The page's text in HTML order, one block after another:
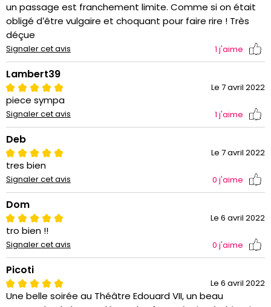
un passage est franchement limite. Comme si on était
obligé d’être vulgaire et choquant pour faire rire ! Très
déçue
Signaler cet avis 1 j'aime
Lambert39
Le 7 avril 2022
piece sympa
Signaler cet avis 1 j'aime
Deb
Le 7 avril 2022
tres bien
Signaler cet avis 0 j'aime
Dom
Le 6 avril 2022
tro bien !!
Signaler cet avis 0 j'aime
Picoti
Le 6 avril 2022
Une belle soirée au Théâtre Edouard VII, un beau